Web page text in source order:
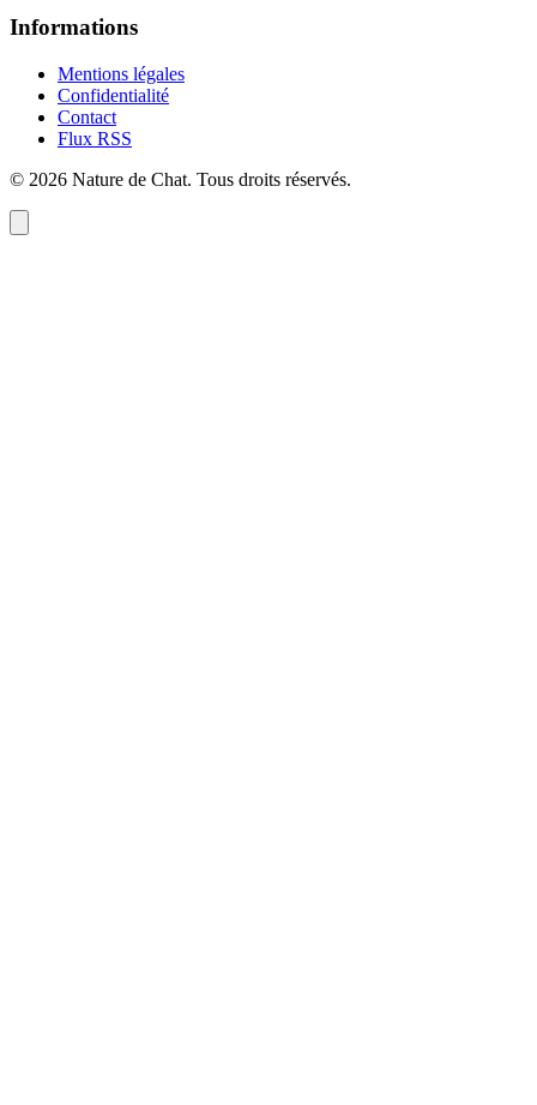
Informations
Mentions légales
Confidentialité
Contact
Flux RSS
© 2026 Nature de Chat. Tous droits réservés.